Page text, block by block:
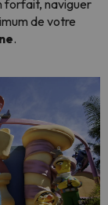
forfait, naviguer
de votre
.